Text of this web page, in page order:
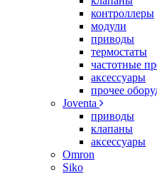
контроллеры
модули
приводы
термостаты
частотные
аксессуары
прочее
Joventa
приводы
клапаны
аксессуары
Omron
Siko